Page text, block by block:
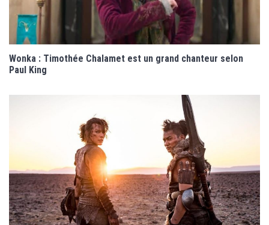
Wonka : Timothée Chalamet est un grand chanteur selon
Paul King